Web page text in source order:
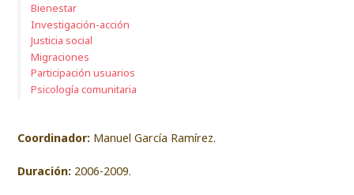
Bienestar
Investigación-acción
Justicia social
Migraciones
Participación usuarios
Psicología comunitaria
Coordinador: Manuel García Ramírez.
Duración: 2006-2009.